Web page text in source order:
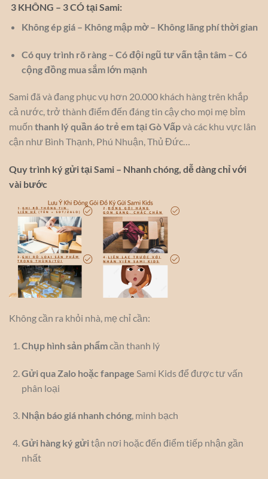
3 KHÔNG – 3 CÓ tại Sami:
Không ép giá – Không mập mờ – Không lãng phí thời gian
Có quy trình rõ ràng – Có đội ngũ tư vấn tận tâm – Có
cộng đồng mua sắm lớn mạnh
Sami đã và đang phục vụ hơn 20.000 khách hàng trên khắp
cả nước, trở thành điểm đến đáng tin cậy cho mọi mẹ bỉm
muốn thanh lý quần áo trẻ em tại Gò Vấpvà các khu vực lân
cận như Bình Thạnh, Phú Nhuận, Thủ Đức…
Quy trình ký gửi tại Sami – Nhanh chóng, dễ dàng chỉ với
vài bước
Không cần ra khỏi nhà, mẹ chỉ cần:
Chụp hình sản phẩmcần thanh lý
Gửi qua Zalo hoặc fanpage Sami Kids để được tư vấn
phân loại
Nhận báo giá nhanh chóng, minh bạch
Gửi hàng ký gửitận nơi hoặc đến điểm tiếp nhận gần
nhất